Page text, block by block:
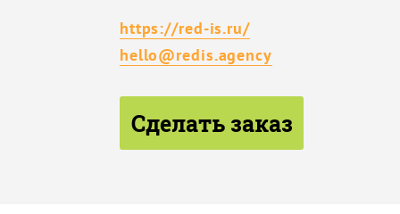
https://red-is.ru/
hello@redis.agency
Сделать заказ